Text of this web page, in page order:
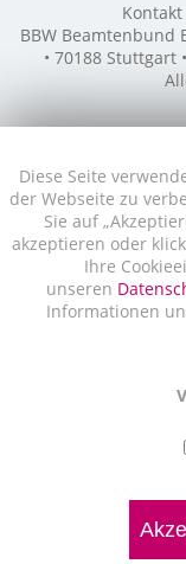
Diese Seite
der Webseite zu
Sie auf
akzeptieren oder
Ihre
unseren
Informationen
Kontakt
BBW Beamtenbund
• 70188 Stuttgart